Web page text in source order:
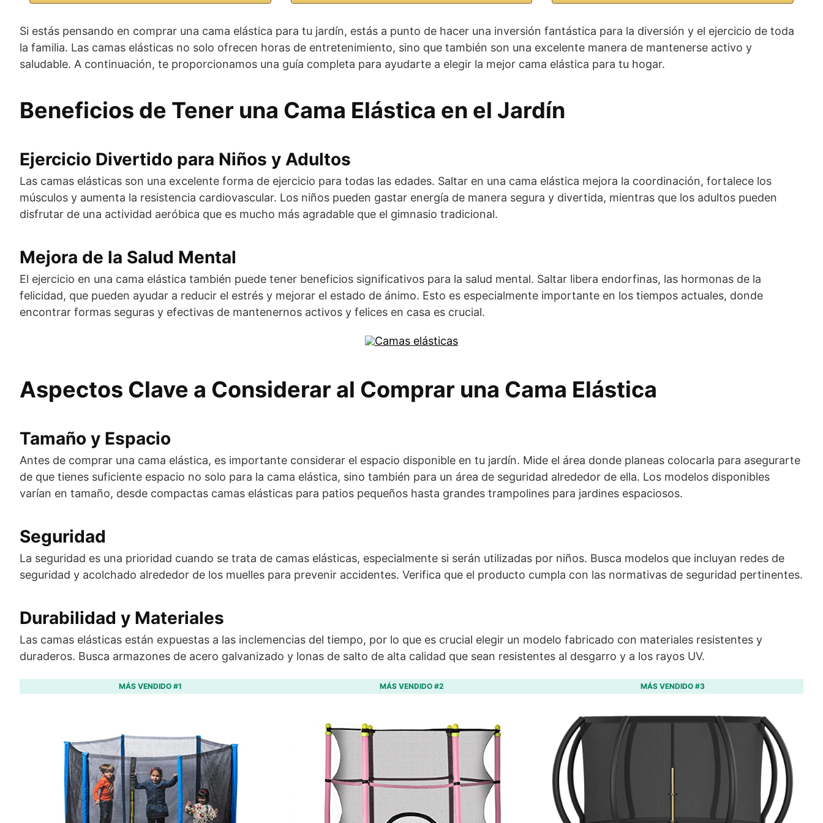
Si estás pensando en comprar una cama elástica para tu jardín, estás a punto de hacer una inversión fantástica para la diversión y el ejercicio de toda
la familia. Las camas elásticas no solo ofrecen horas de entretenimiento, sino que también son una excelente manera de mantenerse activo y
saludable. A continuación, te proporcionamos una guía completa para ayudarte a elegir la mejor cama elástica para tu hogar.
Beneficios de Tener una Cama Elástica en el Jardín
Ejercicio Divertido para Niños y Adultos
Las camas elásticas son una excelente forma de ejercicio para todas las edades. Saltar en una cama elástica mejora la coordinación, fortalece los
músculos y aumenta la resistencia cardiovascular. Los niños pueden gastar energía de manera segura y divertida, mientras que los adultos pueden
disfrutar de una actividad aeróbica que es mucho más agradable que el gimnasio tradicional.
Mejora de la Salud Mental
El ejercicio en una cama elástica también puede tener beneficios significativos para la salud mental. Saltar libera endorfinas, las hormonas de la
felicidad, que pueden ayudar a reducir el estrés y mejorar el estado de ánimo. Esto es especialmente importante en los tiempos actuales, donde
encontrar formas seguras y efectivas de mantenernos activos y felices en casa es crucial.
Aspectos Clave a Considerar al Comprar una Cama Elástica
Tamaño y Espacio
Antes de comprar una cama elástica, es importante considerar el espacio disponible en tu jardín. Mide el área donde planeas colocarla para asegurarte
de que tienes suficiente espacio no solo para la cama elástica, sino también para un área de seguridad alrededor de ella. Los modelos disponibles
varían en tamaño, desde compactas camas elásticas para patios pequeños hasta grandes trampolines para jardines espaciosos.
Seguridad
La seguridad es una prioridad cuando se trata de camas elásticas, especialmente si serán utilizadas por niños. Busca modelos que incluyan redes de
seguridad y acolchado alrededor de los muelles para prevenir accidentes. Verifica que el producto cumpla con las normativas de seguridad pertinentes.
Durabilidad y Materiales
Las camas elásticas están expuestas a las inclemencias del tiempo, por lo que es crucial elegir un modelo fabricado con materiales resistentes y
duraderos. Busca armazones de acero galvanizado y lonas de salto de alta calidad que sean resistentes al desgarro y a los rayos UV.
MÁS VENDIDO #1 MÁS VENDIDO #2 MÁS VENDIDO #3